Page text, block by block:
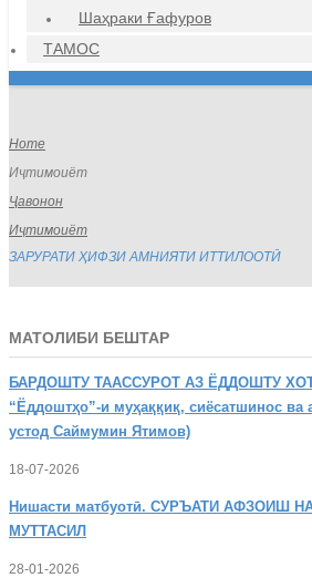
Шаҳраки Ғафуров
ТАМОС
Home
Иҷтимоиёт
Ҷавонон
Иҷтимоиёт
ЗАРУРАТИ ҲИФЗИ АМНИЯТИ ИТТИЛООТӢ
МАТОЛИБИ БЕШТАР
БАРДОШТУ ТААССУРОТ АЗ ЁДДОШТУ
“Ёддоштҳо”-и муҳаққиқ, сиёсатшинос
устод Саймумин Ятимов)
18-07-2026
Нишасти матбуотӣ. СУРЪАТИ АФЗОИШ
МУТТАСИЛ
28-01-2026